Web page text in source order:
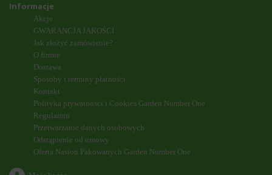
Informacje
Akcje
GWARANCJA JAKOŚCI
Jak złożyć zamówienie?
O firmie
Dostawa
Sposoby i terminy płatności
Kontakt
Polityka prywatnosci i Cookies Garden Number One
Regulamin
Przetwarzanie danych osobowych
Odstąpienie od umowy
Oferta Nasion Pakowanych Garden Number One